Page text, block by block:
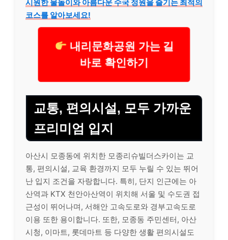
시원한 물놀이와 아름다운 수국 정원을 즐기는 최적의
코스를 알아보세요!
내리문화공원 가는 길
바로 확인하기
교통, 편의시설, 모두 가까운
프리미엄 입지
아산시 모종동에 위치한 모종리슈빌더스카이는 교
통, 편의시설, 교육 환경까지 모두 누릴 수 있는 뛰어
난 입지 조건을 자랑합니다. 특히, 단지 인근에는 아
산역과 KTX 천안아산역이 위치해 서울 및 수도권 접
근성이 뛰어나며, 서해안 고속도로와 경부고속도로
이용 또한 용이합니다. 또한, 모종동 주민센터, 아산
시청, 이마트, 롯데마트 등 다양한 생활 편의시설도